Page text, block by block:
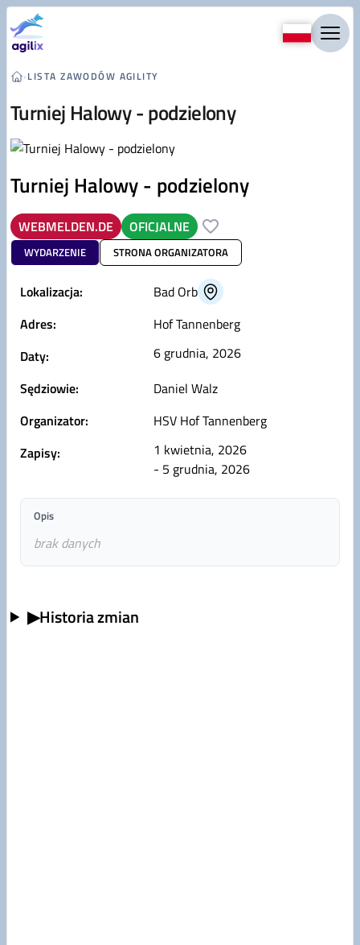
Przejdź do treści
›LISTA ZAWODÓW AGILITY
Turniej Halowy - podzielony
Turniej Halowy - podzielony
WEBMELDEN.DE OFICJALNE
WYDARZENIE STRONA ORGANIZATORA
Lokalizacja:
Bad Orb
Adres:
Hof Tannenberg
Daty:
6 grudnia, 2026
Sędziowie:
Daniel Walz
Organizator:
HSV Hof Tannenberg
Zapisy:
1 kwietnia, 2026
- 5 grudnia, 2026
Opis
brak danych
▶Historia zmian